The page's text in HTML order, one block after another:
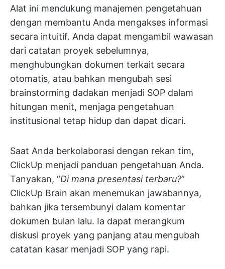
Alat ini mendukung manajemen pengetahuan
dengan membantu Anda mengakses informasi
secara intuitif. Anda dapat mengambil wawasan
dari catatan proyek sebelumnya,
menghubungkan dokumen terkait secara
otomatis, atau bahkan mengubah sesi
brainstorming dadakan menjadi SOP dalam
hitungan menit, menjaga pengetahuan
institusional tetap hidup dan dapat dicari.
Saat Anda berkolaborasi dengan rekan tim,
ClickUp menjadi panduan pengetahuan Anda.
Tanyakan, “Di mana presentasi terbaru?”
ClickUp Brain akan menemukan jawabannya,
bahkan jika tersembunyi dalam komentar
dokumen bulan lalu. Ia dapat merangkum
diskusi proyek yang panjang atau mengubah
catatan kasar menjadi SOP yang rapi.